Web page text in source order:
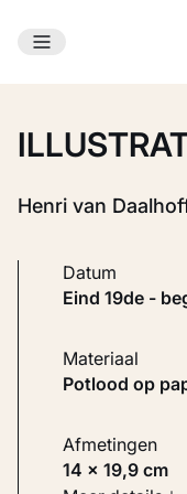
Ga naar
Henri van
Datum
eind 19de -
Materiaal
Potlood op
Afmetingen
14 × 19,9 cm